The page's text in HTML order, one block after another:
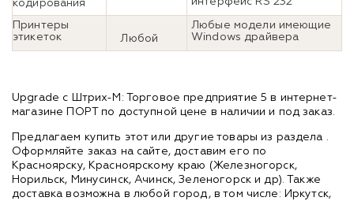
кодирования
Принтеры
этикеток
Любой
Любые модели имеющие
Windows драйвера
Upgrade с Штрих-М: Торговое предприятие 5 в интернет-
магазине ПОРТ по доступной цене в наличии и под заказ.
Предлагаем купить этот или другие товары из раздела .
Оформляйте заказ на сайте, доставим его по
Красноярску, Красноярскому краю (Железногорск,
Норильск, Минусинск, Ачинск, Зеленогорск и др). Также
доставка возможна в любой город, в том числе: Иркутск,